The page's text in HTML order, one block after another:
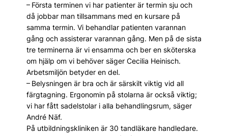
– Första terminen vi har patienter är termin sju och
då jobbar man tillsammans med en kursare på
samma termin. Vi behandlar patienten varannan
gång och assisterar varannan gång. Men på de sista
tre terminerna är vi ensamma och ber en sköterska
om hjälp om vi behöver säger Cecilia Heinisch.
Arbetsmiljön betyder en del.
– Belysningen är bra och är särskilt viktig vid all
färgtagning. Ergonomin på stolarna är också viktig;
vi har fått sadelstolar i alla behandlingsrum, säger
André Näf.
På utbildningskliniken är 30 tandläkare handledare.